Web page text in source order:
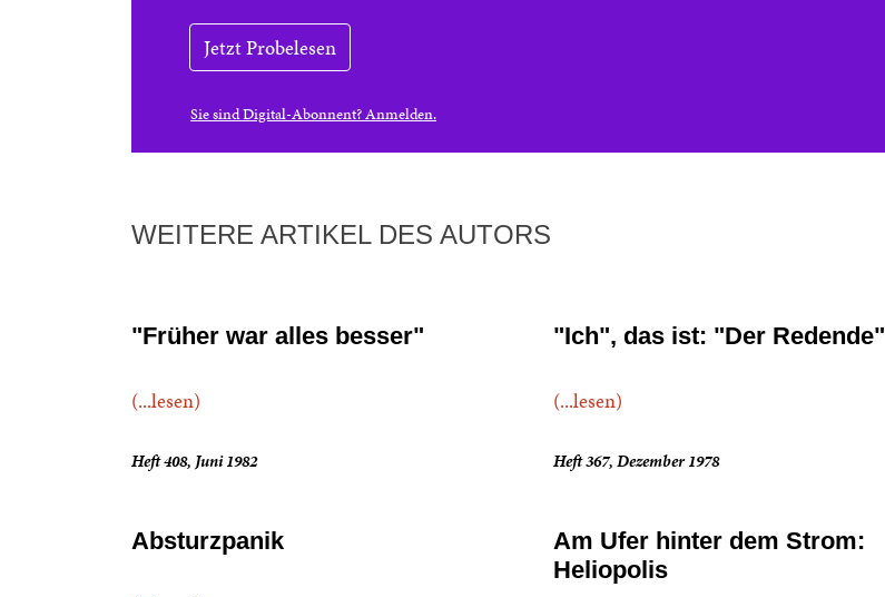
Jetzt Probelesen
Sie sind Digital-Abonnent? Anmelden.
WEITERE ARTIKEL DES AUTORS
"Früher war alles besser"
(...lesen)
Heft 408, Juni 1982
"Ich", das ist: "Der Redende"
(...lesen)
Heft 367, Dezember 1978
Absturzpanik
Am Ufer hinter dem Strom:
Heliopolis